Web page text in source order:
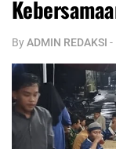
ByADMIN REDAKSI -